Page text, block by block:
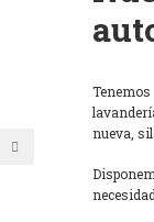
nueva,